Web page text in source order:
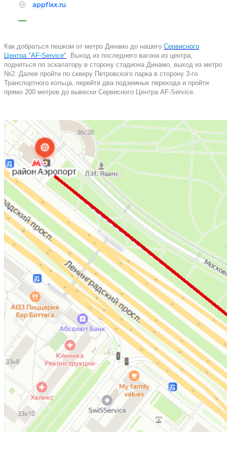
Как добраться пешком от метро Динамо до нашего Сервисного
Центра "AF-Service". Выход из последнего вагона из центра,
подняться по эскалатору в сторону стадиона Динамо, выход из метро
№2. Далее пройти по скверу Петровского парка в сторону 3-го
Транспортного кольца, перейти два подземных перехода и пройти
прямо 200 метров до вывески Сервисного Центра AF-Service.